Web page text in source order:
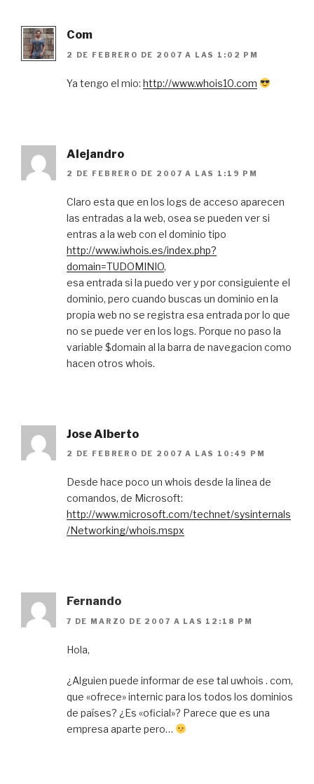
Com
2 DE FEBRERO DE 2007 A LAS 1:02 PM
Ya tengo el mio: http://www.whois10.com
Alejandro
2 DE FEBRERO DE 2007 A LAS 1:19 PM
Claro esta que en los logs de acceso aparecen
las entradas a la web, osea se pueden ver si
entras a la web con el dominio tipo
http://www.iwhois.es/index.php?
domain=TUDOMINIO,
esa entrada si la puedo ver y por consiguiente el
dominio, pero cuando buscas un dominio en la
propia web no se registra esa entrada por lo que
no se puede ver en los logs. Porque no paso la
variable $domain al la barra de navegacion como
hacen otros whois.
Jose Alberto
2 DE FEBRERO DE 2007 A LAS 10:49 PM
Desde hace poco un whois desde la linea de
comandos, de Microsoft:
http://www.microsoft.com/technet/sysinternals
/Networking/whois.mspx
Fernando
7 DE MARZO DE 2007 A LAS 12:18 PM
Hola,
¿Alguien puede informar de ese tal uwhois . com,
que «ofrece» internic para los todos los dominios
de países? ¿Es «oficial»? Parece que es una
empresa aparte pero…